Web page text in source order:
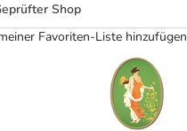
Shop
Favoriten-Liste hinzufügen